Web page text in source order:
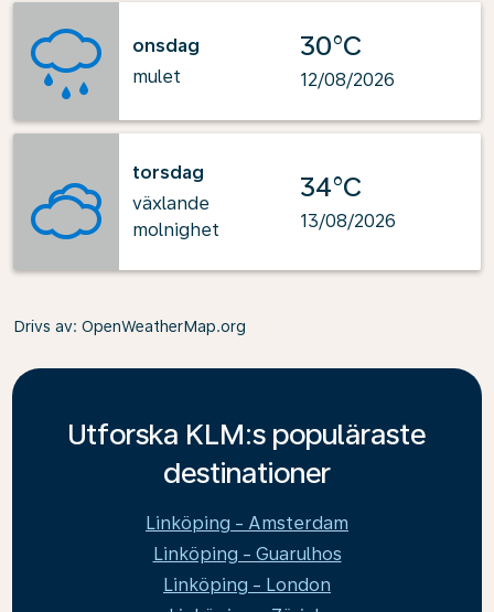
onsdag
mulet
30°C
12/08/2026
torsdag
växlande
molnighet
34°C
13/08/2026
Drivs av: OpenWeatherMap.org
Utforska KLM:s populäraste
destinationer
Linköping - Amsterdam
Linköping - Guarulhos
Linköping - London